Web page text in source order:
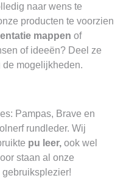
naar wens te
producten te voorzien
mappen of
of ideeën? Deel ze
mogelijkheden.
Pampas, Brave en
rundleder. Wij
pu leer, ook wel
staan al onze